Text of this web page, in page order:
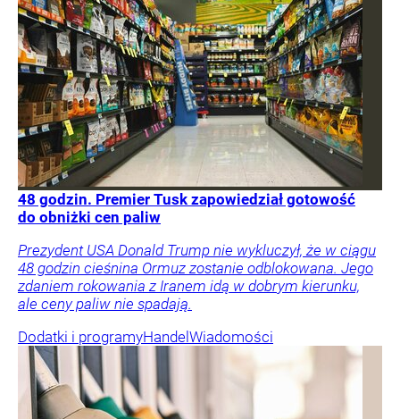
48 godzin. Premier Tusk zapowiedział gotowość
do obniżki cen paliw
Prezydent USA Donald Trump nie wykluczył, że w ciągu
48 godzin cieśnina Ormuz zostanie odblokowana. Jego
zdaniem rokowania z Iranem idą w dobrym kierunku,
ale ceny paliw nie spadają.
Dodatki i programyHandel Wiadomości